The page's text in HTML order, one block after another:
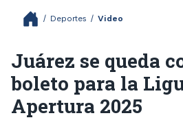
/ Deportes / Video
Juárez se queda
boleto para la
Apertura 2025